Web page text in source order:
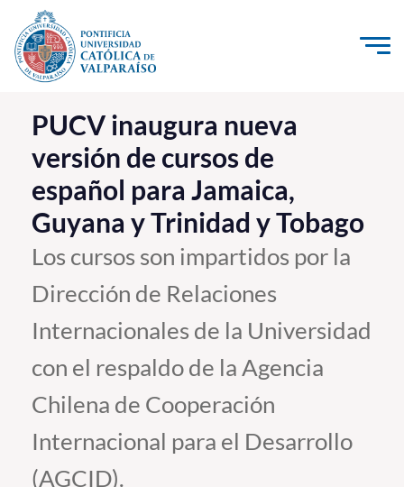
Click acá para ir directamente al contenido
La Universidad
Investigación, Creación e Innovación
PUCV Internacional
Vinculación con el Medio
Admisión
Pregrado
Formación Continua
Estudiantes
PUCV inaugura nueva
versión de cursos de
español para Jamaica,
Guyana y Trinidad y Tobago
Los cursos son impartidos por la
Dirección de Relaciones
Internacionales de la Universidad
con el respaldo de la Agencia
Chilena de Cooperación
Internacional para el Desarrollo
(AGCID).